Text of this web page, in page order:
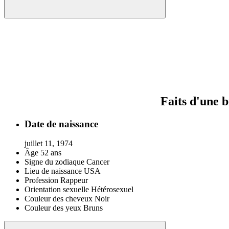
Faits d'une
Date de naissance
juillet 11, 1974
Âge 52 ans
Signe du zodiaque Cancer
Lieu de naissance USA
Profession Rappeur
Orientation sexuelle Hétérosexuel
Couleur des cheveux Noir
Couleur des yeux Bruns